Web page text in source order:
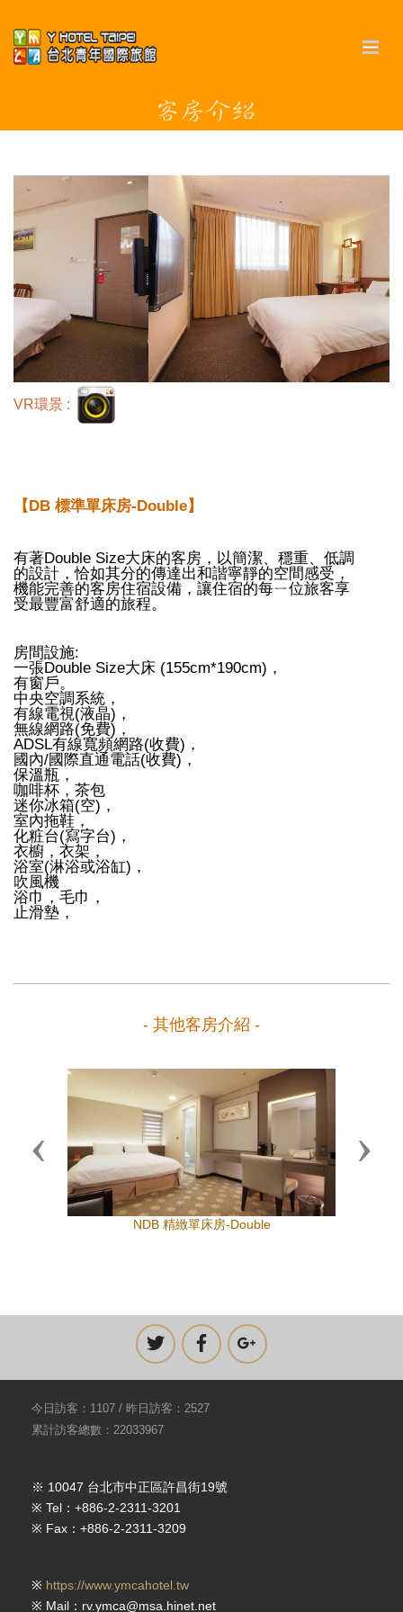
VR環景 :
【DB 標準單床房-Double】
有著Double Size大床的客房，以簡潔、穩重、低調
的設計，恰如其分的傳達出和諧寧靜的空間感受，
機能完善的客房住宿設備，讓住宿的每ㄧ位旅客享
受最豐富舒適的旅程。
房間設施:
一張Double Size大床 (155cm*190cm)，
有窗戶。
中央空調系統，
有線電視(液晶)，
無線網路(免費)，
ADSL有線寬頻網路(收費)，
國內/國際直通電話(收費)，
保溫瓶，
咖啡杯，茶包
迷你冰箱(空)，
室內拖鞋，
化粧台(寫字台)，
衣櫥，衣架，
浴室(淋浴或浴缸)，
吹風機
浴巾，毛巾，
止滑墊，
- 其他客房介紹 -
NDB 精緻單床房-Double
Previous Next
今日訪客：1107 / 昨日訪客：2527
累計訪客總數：22033967
※ 10047 台北市中正區許昌街19號
※ Tel：+886-2-2311-3201
※ Fax：+886-2-2311-3209
※ https://www.ymcahotel.tw
※ Mail：rv.ymca@msa.hinet.net